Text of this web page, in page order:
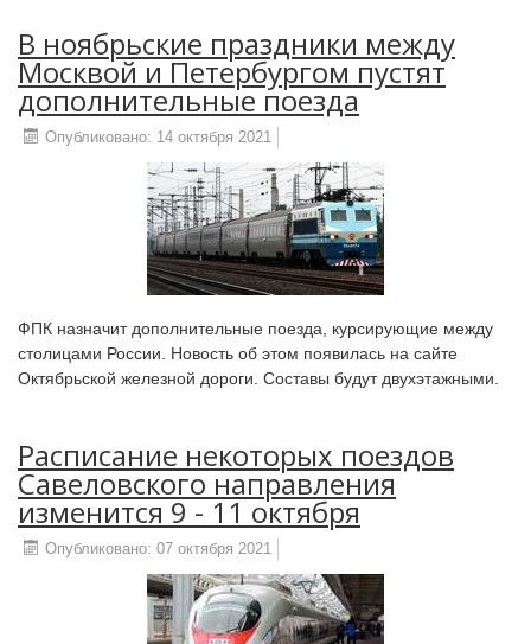
В ноябрьские праздники между
Москвой и Петербургом пустят
дополнительные поезда
Опубликовано: 14 октября 2021
ФПК назначит дополнительные поезда, курсирующие между
столицами России. Новость об этом появилась на сайте
Октябрьской железной дороги. Составы будут двухэтажными.
Расписание некоторых поездов
Савеловского направления
изменится 9 - 11 октября
Опубликовано: 07 октября 2021